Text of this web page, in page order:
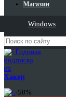
Магазин
Windows
Годовая
подписка
на
Хакер
-50%